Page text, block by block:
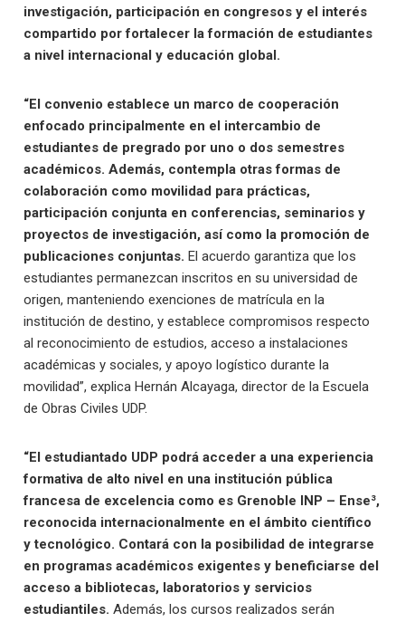
investigación, participación en congresos y el interés
compartido por fortalecer la formación de estudiantes
a nivel internacional y educación global.
“El convenio establece un marco de cooperación
enfocado principalmente en el intercambio de
estudiantes de pregrado por uno o dos semestres
académicos. Además, contempla otras formas de
colaboración como movilidad para prácticas,
participación conjunta en conferencias, seminarios y
proyectos de investigación, así como la promoción de
publicaciones conjuntas. El acuerdo garantiza que los
estudiantes permanezcan inscritos en su universidad de
origen, manteniendo exenciones de matrícula en la
institución de destino, y establece compromisos respecto
al reconocimiento de estudios, acceso a instalaciones
académicas y sociales, y apoyo logístico durante la
movilidad”, explica Hernán Alcayaga, director de la Escuela
de Obras Civiles UDP.
“El estudiantado UDP podrá acceder a una experiencia
formativa de alto nivel en una institución pública
francesa de excelencia como es Grenoble INP – Ense³,
reconocida internacionalmente en el ámbito científico
y tecnológico. Contará con la posibilidad de integrarse
en programas académicos exigentes y beneficiarse del
acceso a bibliotecas, laboratorios y servicios
estudiantiles. Además, los cursos realizados serán